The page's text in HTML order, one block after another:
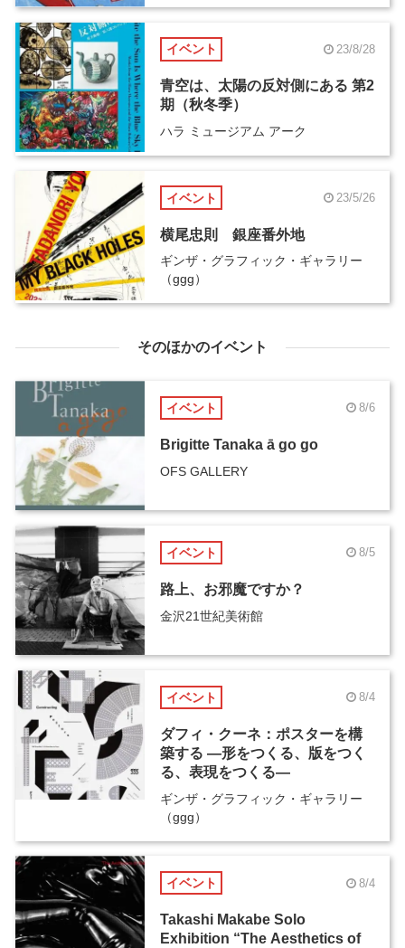
イベント 23/8/28
青空は、太陽の反対側にある 第2
期（秋冬季）
ハラ ミュージアム アーク
イベント 23/5/26
横尾忠則 銀座番外地
ギンザ・グラフィック・ギャラリー
（ggg）
そのほかのイベント
イベント 8/6
Brigitte Tanaka ā go go
OFS GALLERY
イベント 8/5
路上、お邪魔ですか？
金沢21世紀美術館
イベント 8/4
ダフィ・クーネ：ポスターを構
築する ―形をつくる、版をつく
る、表現をつくる―
ギンザ・グラフィック・ギャラリー
（ggg）
イベント 8/4
Takashi Makabe Solo
Exhibition “The Aesthetics of